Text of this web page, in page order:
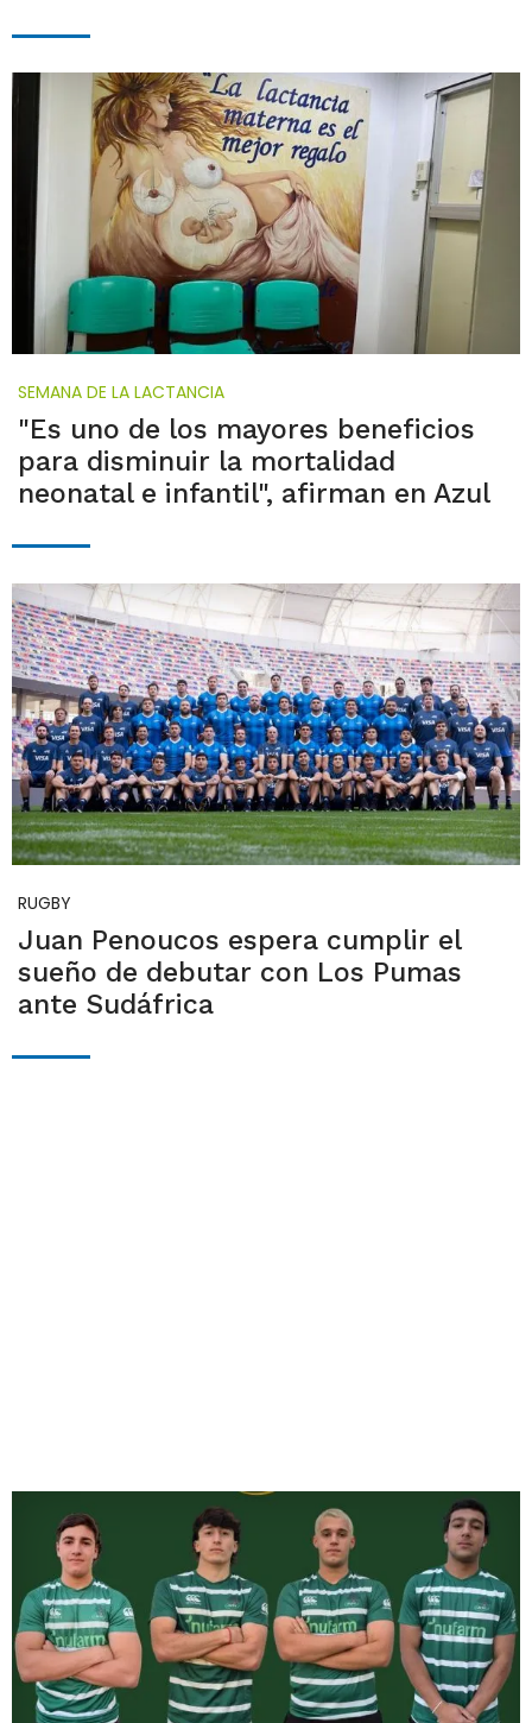
SEMANA DE LA LACTANCIA
"Es uno de los mayores beneficios
para disminuir la mortalidad
neonatal e infantil", afirman en Azul
RUGBY
Juan Penoucos espera cumplir el
sueño de debutar con Los Pumas
ante Sudáfrica